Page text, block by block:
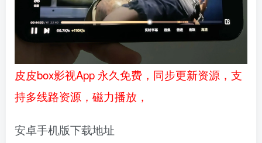
皮皮box影视App 永久免费，同步更新资源，支
持多线路资源，磁力播放，
安卓手机版下载地址